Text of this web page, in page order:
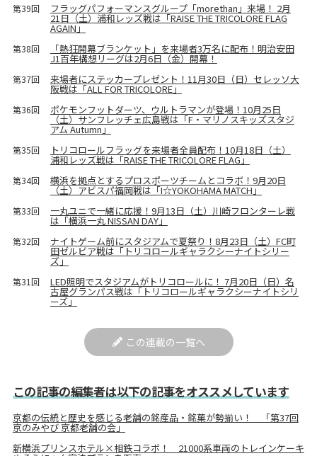
第39回 フラッグパフォーマンスグループ「morethan」来場！ 2月
21日（土）浦和レッズ戦は「RAISE THE TRICOLORE FLAG
AGAIN」
第38回 「熱狂開幕ブランケット」を来場者3万名に配布！明治安田
J1百年構想リーグは2月6日（金）開幕！
第37回 来場者にステッカープレゼント！11月30日（日）セレッソ大
阪戦は「ALL FOR TRICOLORE」
第36回 ポケモンフットダーツ、ウルトラマンが登場！10月25日
（土）サンフレッチェ広島戦は「F・マリノスキッズスタジ
アム Autumn」
第35回 トリコロールフラッグを来場者全員配布！10月18日（土）
浦和レッズ戦は「RAISE THE TRICOLORE FLAG」
第34回 横浜を拠点とするプロスポーツチームとコラボ！9月20日
（土）アビスパ福岡戦は「I☆YOKOHAMA MATCH」
第33回 一丸ユニで一緒に応援！9月13日（土）川崎フロンターレ戦
は「横浜一丸 NISSAN DAY」
第32回 ナイトゲーム前にスタジアムで夏祭り！8月23日（土）FC町
田ゼルビア戦は「トリコロールギャラクシーナイトシリー
ズ」
第31回 LED照明でスタジアムがトリコロールに！ 7月20日（日）名
古屋グランパス戦は「トリコロールギャラクシーナイトシリ
ーズ」
この連載の一覧へ
この記事の編集者は以下の記事をオススメしています
京都の伝統と歴史を感じる老舗の銘産品・銘菓が勢揃い！ 「第37回
京のみやび 京都老舗の会」
新横浜プリンスホテル×相鉄コラボ！ 21000系車両のトレインケーキ